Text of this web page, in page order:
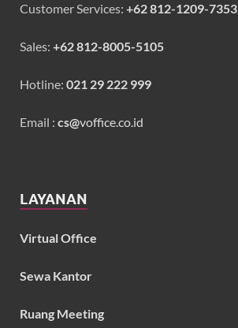
Customer Services: +62 812-1209-7353
Sales: +62 812-8005-5105
Hotline: 021 29 222 999
Email : cs@voffice.co.id
LAYANAN
Virtual Office
Sewa Kantor
Ruang Meeting